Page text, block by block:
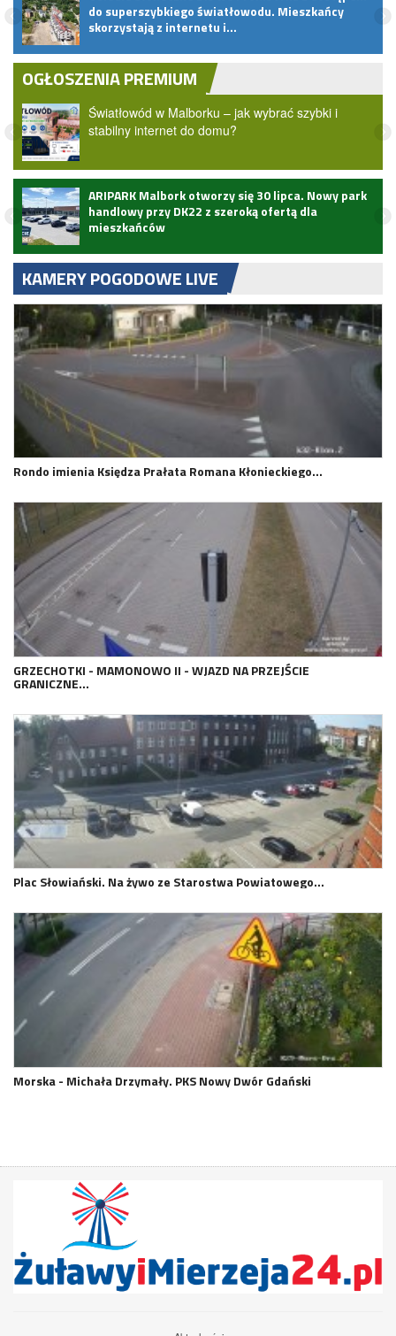
do superszybkiego światłowodu. Mieszkańcy
skorzystają z internetu i…
OGŁOSZENIA PREMIUM
Światłowód w Malborku – jak wybrać szybki i
stabilny internet do domu?
ARIPARK Malbork otworzy się 30 lipca. Nowy park
handlowy przy DK22 z szeroką ofertą dla
mieszkańców
KAMERY POGODOWE LIVE
Rondo imienia Księdza Prałata Romana Kłonieckiego…
GRZECHOTKI - MAMONOWO II - WJAZD NA PRZEJŚCIE
GRANICZNE…
Plac Słowiański. Na żywo ze Starostwa Powiatowego…
Morska - Michała Drzymały. PKS Nowy Dwór Gdański